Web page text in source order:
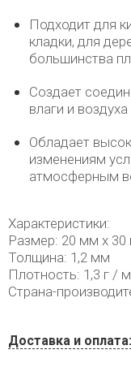
Подходит для
кладки, для
большинства
Создает
влаги и воздуха
Обладает
изменениям
атмосферным
Характеристики:
Размер: 20 мм х 30
Толщина: 1,2 мм
Плотность: 1,3 г /
Страна-
Доставка и оплата: